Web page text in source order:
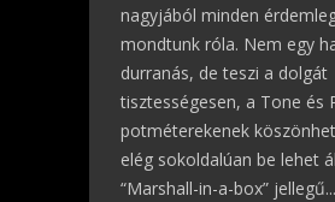
nagyjából minden
mondtunk róla. Nem egy
durranás, de teszi a dolgát
tisztességesen, a Tone és
potméterekenek
elég sokoldalúan be lehet
“Marshall-in-a-box” jellegű...